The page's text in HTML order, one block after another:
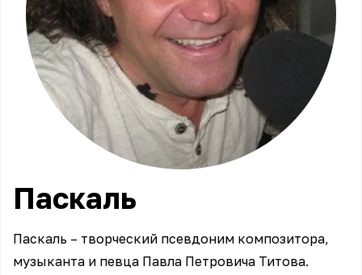
Паскаль
Паскаль – творческий псевдоним композитора,
музыканта и певца Павла Петровича Титова.